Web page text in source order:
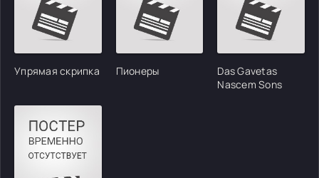
Упрямая скрипка Пионеры
Das Gavetas
Nascem Sons